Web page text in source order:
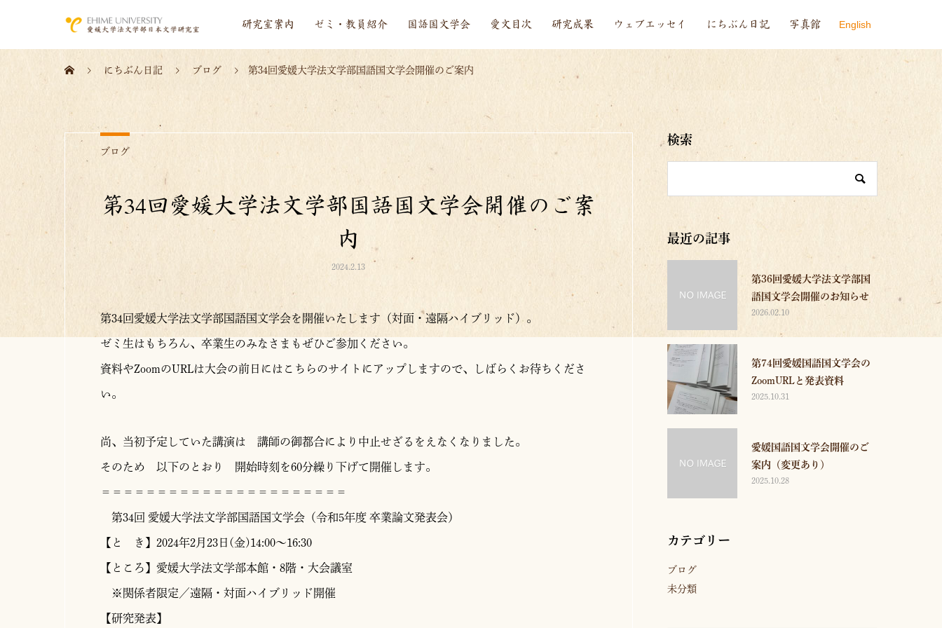
研究室案内 ゼミ・教員紹介 国語国文学会 愛文目次 研究成果 ウェブエッセイ にちぶん日記 写真館 English
Info
にちぶん日記 ブログ 第34回愛媛大学法文学部国語国文学会開催のご案内
ブログ
第34回愛媛大学法文学部国語国文学会開催のご案
内
2024.2.13
第34回愛媛大学法文学部国語国文学会を開催いたします（対面・遠隔ハイブリッド）。
ゼミ生はもちろん、卒業生のみなさまもぜひご参加ください。
資料やZoomのURLは大会の前日にはこちらのサイトにアップしますので、しばらくお待ちくださ
い。
尚、当初予定していた講演は 講師の御都合により中止せざるをえなくなりました。
そのため 以下のとおり 開始時刻を60分繰り下げて開催します。
＝＝＝＝＝＝＝＝＝＝＝＝＝＝＝＝＝＝＝＝＝＝
第34回 愛媛大学法文学部国語国文学会（令和5年度 卒業論文発表会）
【と き】2024年2月23日(金)14:00～16:30
【ところ】愛媛大学法文学部本館・8階・大会議室
※関係者限定／遠隔・対面ハイブリッド開催
【研究発表】
検索
最近の記事
第36回愛媛大学法文学部国
語国文学会開催のお知らせ
2026.02.10
第74回愛媛国語国文学会の
ZoomURLと発表資料
2025.10.31
愛媛国語国文学会開催のご
案内（変更あり）
2025.10.28
カテゴリー
ブログ
未分類